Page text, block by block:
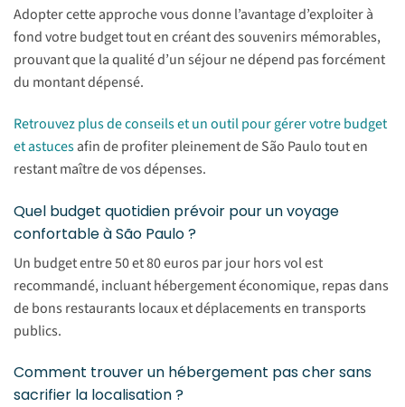
Adopter cette approche vous donne l’avantage d’exploiter à
fond votre budget tout en créant des souvenirs mémorables,
prouvant que la qualité d’un séjour ne dépend pas forcément
du montant dépensé.
Retrouvez plus de conseils et un outil pour gérer votre budget
et astucesafin de profiter pleinement de São Paulo tout en
restant maître de vos dépenses.
Quel budget quotidien prévoir pour un voyage
confortable à São Paulo ?
Un budget entre 50 et 80 euros par jour hors vol est
recommandé, incluant hébergement économique, repas dans
de bons restaurants locaux et déplacements en transports
publics.
Comment trouver un hébergement pas cher sans
sacrifier la localisation ?